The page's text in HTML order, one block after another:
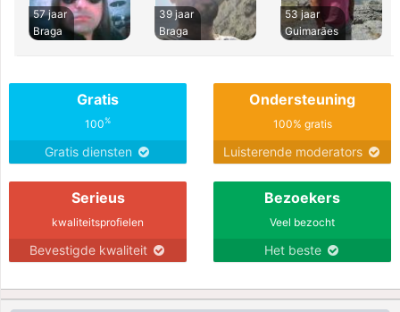
57 jaar
Braga
39 jaar
Braga
53 jaar
Guimarães
Gratis
100%
Gratis diensten
Ondersteuning
100% gratis
Luisterende moderators
Serieus
kwaliteitsprofielen
Bevestigde kwaliteit
Bezoekers
Veel bezocht
Het beste